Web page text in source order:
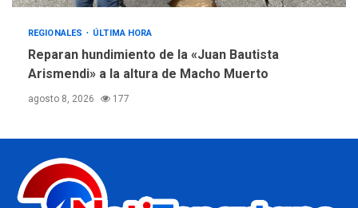
REGIONALES ÚLTIMA HORA
Reparan hundimiento de la «Juan Bautista
Arismendi» a la altura de Macho Muerto
agosto 8, 2026 177